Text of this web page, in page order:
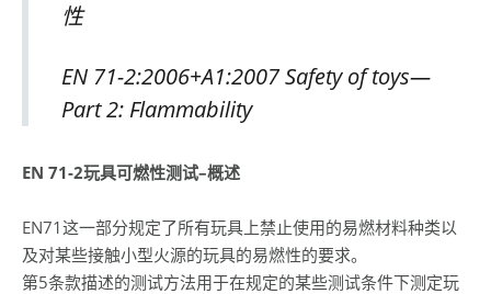
性
EN 71-2:2006+A1:2007 Safety of toys—
Part 2: Flammability
EN 71-2玩具可燃性测试–概述
EN71这一部分规定了所有玩具上禁止使用的易燃材料种类以
及对某些接触小型火源的玩具的易燃性的要求。
第5条款描述的测试方法用于在规定的某些测试条件下测定玩